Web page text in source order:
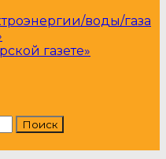
воды/газа
газете»